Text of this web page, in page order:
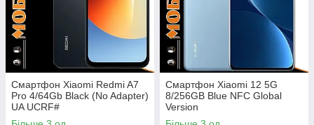
Смартфон Xiaomi Redmi A7
Pro 4/64Gb Black (No Adapter)
UA UCRF#
Смартфон Xiaomi 12 5G
8/256GB Blue NFC Global
Version